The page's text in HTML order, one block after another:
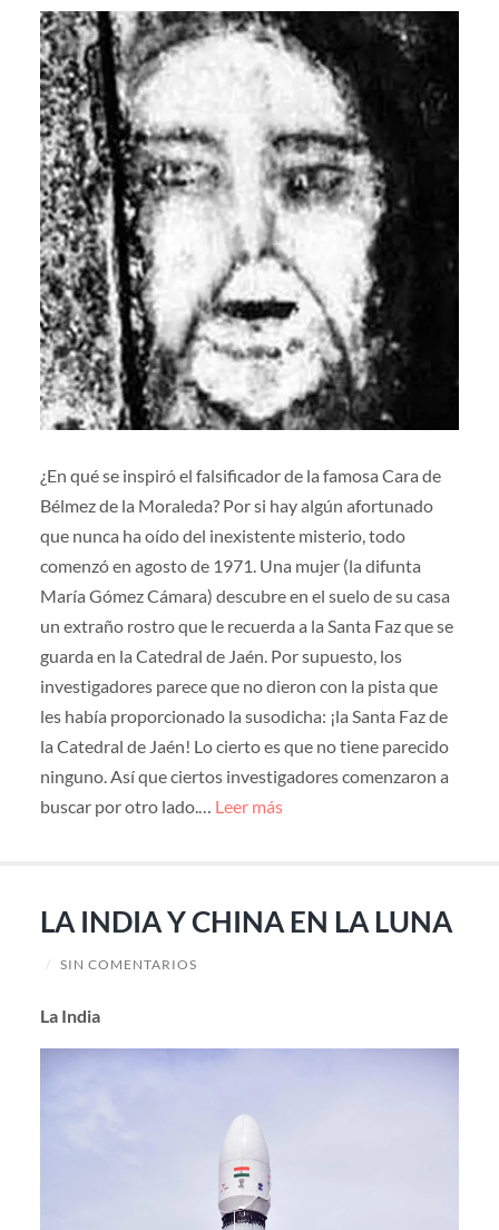
¿En qué se inspiró el falsificador de la famosa Cara de
Bélmez de la Moraleda? Por si hay algún afortunado
que nunca ha oído del inexistente misterio, todo
comenzó en agosto de 1971. Una mujer (la difunta
María Gómez Cámara) descubre en el suelo de su casa
un extraño rostro que le recuerda a la Santa Faz que se
guarda en la Catedral de Jaén. Por supuesto, los
investigadores parece que no dieron con la pista que
les había proporcionado la susodicha: ¡la Santa Faz de
la Catedral de Jaén! Lo cierto es que no tiene parecido
ninguno. Así que ciertos investigadores comenzaron a
buscar por otro lado.… Leer más
LA INDIA Y CHINA EN LA LUNA
/ SIN COMENTARIOS
La India